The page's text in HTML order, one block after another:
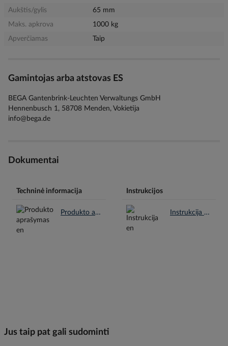
Aukštis/gylis
65 mm
Maks. apkrova
1000 kg
Apverčiamas
Taip
Gamintojas arba atstovas ES
BEGA Gantenbrink-Leuchten Verwaltungs GmbH
Hennenbusch 1, 58708 Menden, Vokietija
info@bega.de
Dokumentai
Techninė informacija
Produkto aprašymas en.pdf
Instrukcijos
Instrukcija en.pdf
Jus taip pat gali sudominti